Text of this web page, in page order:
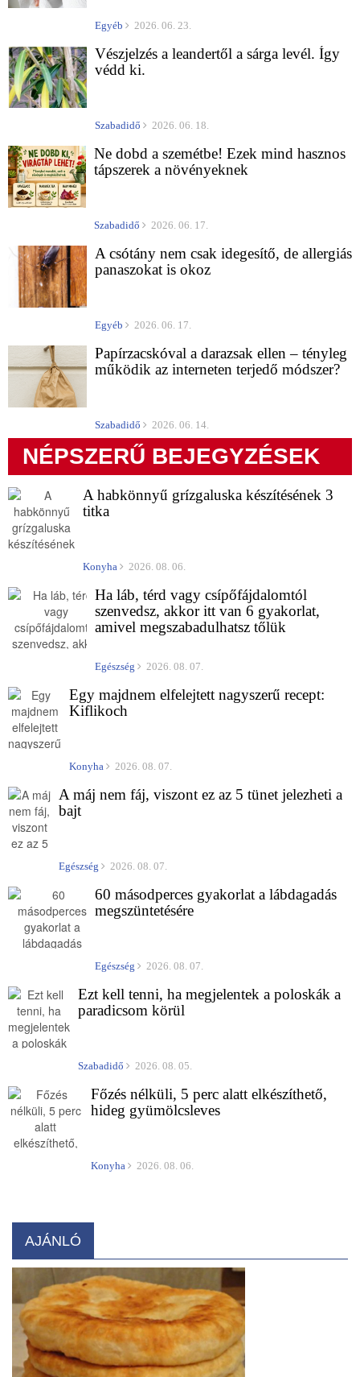
Egyéb 2026. 06. 23.
Vészjelzés a leandertől a sárga levél. Így
védd ki.
Szabadidő 2026. 06. 18.
Ne dobd a szemétbe! Ezek mind hasznos
tápszerek a növényeknek
Szabadidő 2026. 06. 17.
A csótány nem csak idegesítő, de allergiás
panaszokat is okoz
Egyéb 2026. 06. 17.
Papírzacskóval a darazsak ellen – tényleg
működik az interneten terjedő módszer?
Szabadidő 2026. 06. 14.
NÉPSZERŰ BEJEGYZÉSEK
A habkönnyű grízgaluska készítésének 3
titka
Konyha 2026. 08. 06.
Ha láb, térd vagy csípőfájdalomtól
szenvedsz, akkor itt van 6 gyakorlat,
amivel megszabadulhatsz tőlük
Egészség 2026. 08. 07.
Egy majdnem elfelejtett nagyszerű recept:
Kiflikoch
Konyha 2026. 08. 07.
A máj nem fáj, viszont ez az 5 tünet jelezheti a
bajt
Egészség 2026. 08. 07.
60 másodperces gyakorlat a lábdagadás
megszüntetésére
Egészség 2026. 08. 07.
Ezt kell tenni, ha megjelentek a poloskák a
paradicsom körül
Szabadidő 2026. 08. 05.
Főzés nélküli, 5 perc alatt elkészíthető,
hideg gyümölcsleves
Konyha 2026. 08. 06.
AJÁNLÓ